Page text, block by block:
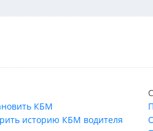
КБМ
историю КБМ водителя